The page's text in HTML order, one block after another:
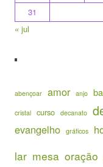
31
« jul
abençoar amor anjo
cristal curso decanato
evangelho gráficos
lar mesa oração